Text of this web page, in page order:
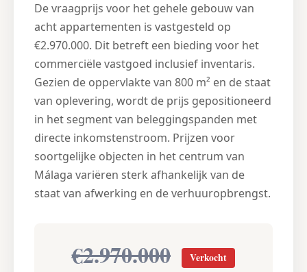
De vraagprijs voor het gehele gebouw van
acht appartementen is vastgesteld op
€2.970.000. Dit betreft een bieding voor het
commerciële vastgoed inclusief inventaris.
Gezien de oppervlakte van 800 m² en de staat
van oplevering, wordt de prijs gepositioneerd
in het segment van beleggingspanden met
directe inkomstenstroom. Prijzen voor
soortgelijke objecten in het centrum van
Málaga variëren sterk afhankelijk van de
staat van afwerking en de verhuuropbrengst.
€2.970.000 Verkocht